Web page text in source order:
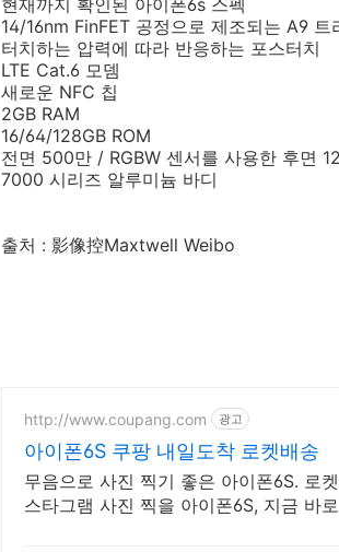
현재까지 확인된 아이폰6s 스펙
14/16nm FinFET 공정으로 제조되는 A9 트
터치하는 압력에 따라 반응하는 포스터치
LTE Cat.6 모뎀
새로운 NFC 칩
2GB RAM
16/64/128GB ROM
전면 500만 / RGBW 센서를 사용한 후면
7000 시리즈 알루미늄 바디
출처 : 影像控Maxtwell Weibo
http://www.coupang.com 광고
아이폰6S 쿠팡 내일도착 로켓배송
무음으로 사진 찍기 좋은 아이폰6S. 로
스타그램 사진 찍을 아이폰6S, 지금 바